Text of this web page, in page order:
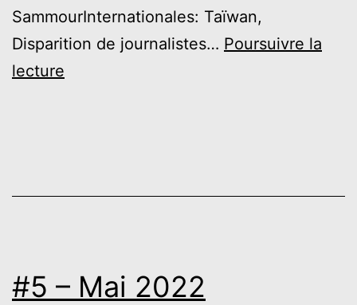
SammourInternationales: Taïwan,
Disparition de journalistes… Poursuivre la
lecture
#5 – Mai 2022